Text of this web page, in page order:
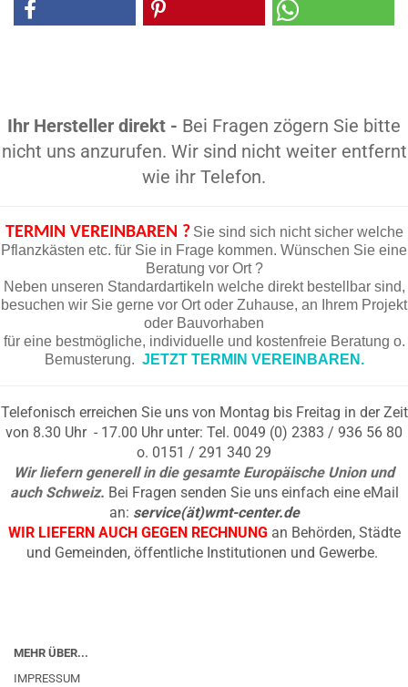
Ihr Hersteller direkt - Bei Fragen zögern Sie bitte
nicht uns anzurufen. Wir sind nicht weiter entfernt
wie ihr Telefon.
TERMIN VEREINBAREN ? Sie sind sich nicht sicher welche
Pflanzkästen etc. für Sie in Frage kommen. Wünschen Sie eine
Beratung vor Ort ?
Neben unseren Standardartikeln welche direkt bestellbar sind,
besuchen wir Sie gerne vor Ort oder Zuhause, an Ihrem Projekt
oder Bauvorhaben
für eine bestmögliche, individuelle und kostenfreie Beratung o.
Bemusterung. JETZT TERMIN VEREINBAREN.
Telefonisch erreichen Sie uns von Montag bis Freitag in der Zeit
von 8.30 Uhr - 17.00 Uhr unter: Tel. 0049 (0) 2383 / 936 56 80
o. 0151 / 291 340 29
Wir liefern generell in die gesamte Europäische Union und
auch Schweiz. Bei Fragen senden Sie uns einfach eine eMail
an: service(ät)wmt-center.de
WIR LIEFERN AUCH GEGEN RECHNUNG an Behörden, Städte
und Gemeinden, öffentliche Institutionen und Gewerbe.
MEHR ÜBER...
IMPRESSUM